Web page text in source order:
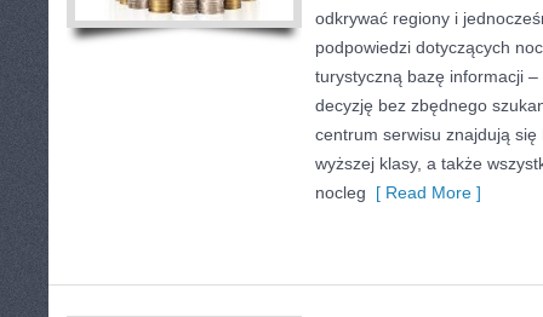
odkrywać regiony i
podpowiedzi dotyczących
turystyczną bazę informacji
decyzję bez zbędnego
centrum serwisu znajdują
wyższej klasy, a także
nocleg [ Read More ]